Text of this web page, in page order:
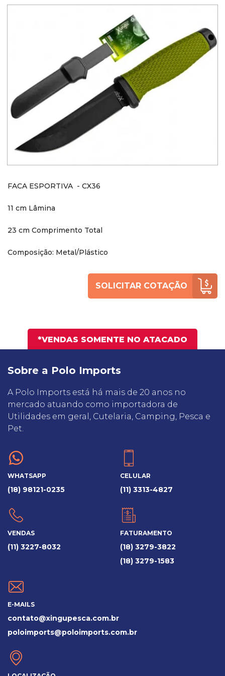
FACA ESPORTIVA - CX36
11 cm Lâmina
23 cm Comprimento Total
Composição: Metal/Plástico
SOLICITAR COTAÇÃO
*VENDAS SOMENTE NO ATACADO
Sobre a Polo Imports
A Polo Imports está há mais de 20 anos no
mercado atuando como importadora de
Utilidades em geral, Cutelaria, Camping, Pesca e
Pet.
WHATSAPP
(18) 98121-0235
CELULAR
(11) 3313-4827
VENDAS
(11) 3227-8032
FATURAMENTO
(18) 3279-3822
(18) 3279-1583
E-MAILS
contato@xingupesca.com.br
poloimports@poloimports.com.br